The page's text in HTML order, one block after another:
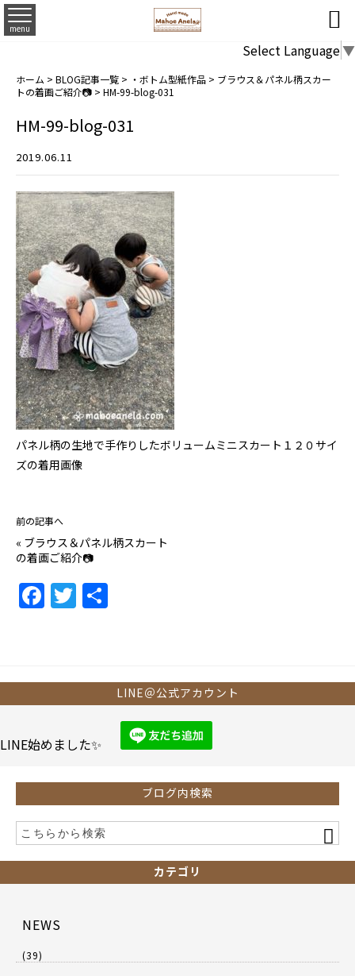
menu 
Select Language▼
ホーム > BLOG記事一覧 > ・ボトム型紙作品 > ブラウス＆パネル柄スカー
トの着画ご紹介📷 > HM-99-blog-031
HM-99-blog-031
2019.06.11
パネル柄の生地で手作りしたボリュームミニスカート１２０サイ
ズの着用画像
前の記事へ
« ブラウス＆パネル柄スカート
の着画ご紹介📷
F
a
b
o
k
T
w
LINE＠公式アカウント
LINE始めました✨
ブログ内検索
カテゴリ
NEWS
(39)